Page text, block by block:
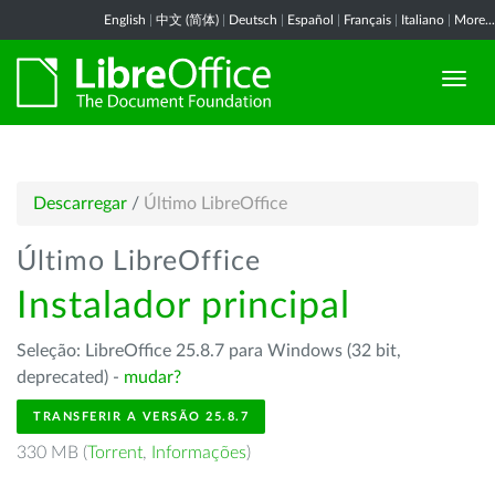
English 中文 (简体) Deutsch Español Français Italiano More...
Descarregar / Último LibreOffice
Último LibreOffice
Instalador principal
Seleção: LibreOffice 25.8.7 para Windows (32 bit,
deprecated) - mudar?
TRANSFERIR A VERSÃO 25.8.7
330 MB (Torrent, Informações)